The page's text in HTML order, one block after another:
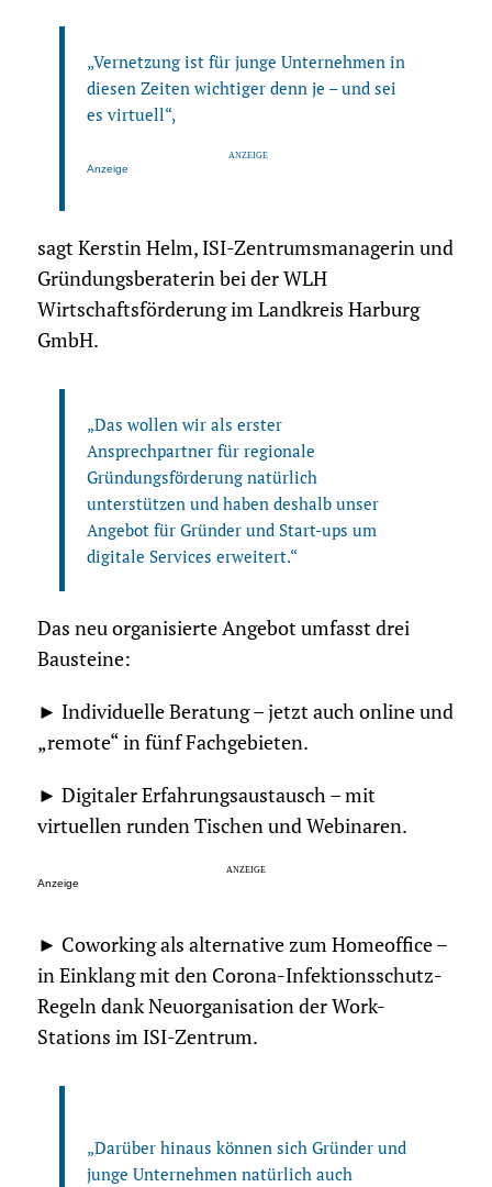
„Vernetzung ist für junge Unternehmen in
diesen Zeiten wichtiger denn je – und sei
es virtuell“,
Anzeige
sagt Kerstin Helm, ISI-Zentrumsmanagerin und
Gründungsberaterin bei der WLH
Wirtschaftsförderung im Landkreis Harburg
GmbH.
„Das wollen wir als erster
Ansprechpartner für regionale
Gründungsförderung natürlich
unterstützen und haben deshalb unser
Angebot für Gründer und Start-ups um
digitale Services erweitert.“
Das neu organisierte Angebot umfasst drei
Bausteine:
► Individuelle Beratung – jetzt auch online und
„remote“ in fünf Fachgebieten.
► Digitaler Erfahrungsaustausch – mit
virtuellen runden Tischen und Webinaren.
Anzeige
► Coworking als alternative zum Homeoffice –
in Einklang mit den Corona-Infektionsschutz-
Regeln dank Neuorganisation der Work-
Stations im ISI-Zentrum.
„Darüber hinaus können sich Gründer und
junge Unternehmen natürlich auch